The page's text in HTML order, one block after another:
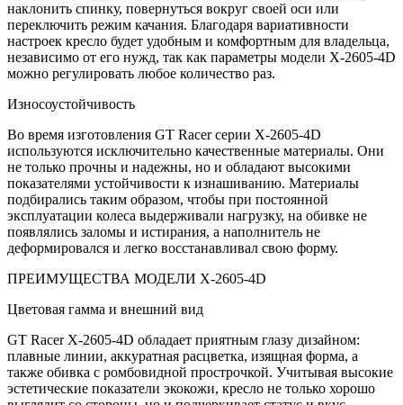
наклонить спинку, повернуться вокруг своей оси или
переключить режим качания. Благодаря вариативности
настроек кресло будет удобным и комфортным для владельца,
независимо от его нужд, так как параметры модели X-2605-4D
можно регулировать любое количество раз.
Износоустойчивость
Во время изготовления GT Racer серии X-2605-4D
используются исключительно качественные материалы. Они
не только прочны и надежны, но и обладают высокими
показателями устойчивости к изнашиванию. Материалы
подбирались таким образом, чтобы при постоянной
эксплуатации колеса выдерживали нагрузку, на обивке не
появлялись заломы и истирания, а наполнитель не
деформировался и легко восстанавливал свою форму.
ПРЕИМУЩЕСТВА МОДЕЛИ X-2605-4D
Цветовая гамма и внешний вид
GT Racer X-2605-4D обладает приятным глазу дизайном:
плавные линии, аккуратная расцветка, изящная форма, а
также обивка с ромбовидной прострочкой. Учитывая высокие
эстетические показатели экокожи, кресло не только хорошо